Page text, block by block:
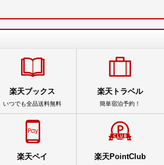
楽天ブックス
いつでも全品送料無料
楽天トラベル
簡単宿泊予約！
楽天ペイ 楽天PointClub